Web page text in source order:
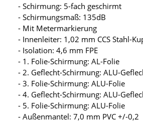
- Schirmung: 5-fach geschirmt
- Schirmungsmaß: 135dB
- Mit Metermarkierung
- Innenleiter: 1,02 mm CCS Stahl-
- Isolation: 4,6 mm FPE
- 1. Folie-Schirmung: AL-Folie
- 2. Geflecht-Schirmung: ALU-
- 3. Folie-Schirmung: ALU-Folie
- 4. Geflecht-Schirmung: ALU-
- 5. Folie-Schirmung: ALU-Folie
- Außenmantel: 7,0 mm PVC +/-0,2